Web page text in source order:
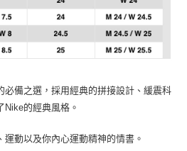
必備之選，採用經典的拼接設計、緩震科
的經典風格。
動以及你內心運動精神的情書。